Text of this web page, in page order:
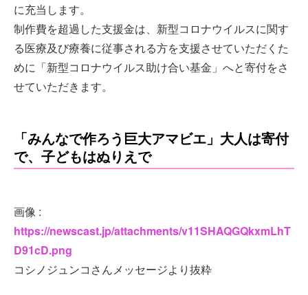
に充当します。
制作費を超過した支援金は、新型コロナウイルスに関す
る医療及び療養に従事される方を支援させていただくた
めに「新型コロナウイルス助け合い基金」へと寄付をさ
せていただきます。
「みんなで作ろう巨大アマビエ」大人は寄付
で、子どもはぬりえで
画像 :
https://newscast.jp/attachments/v11SHAQGQkxmLhT
D91cD.png
コシノジュンコさんメッセージより抜粋